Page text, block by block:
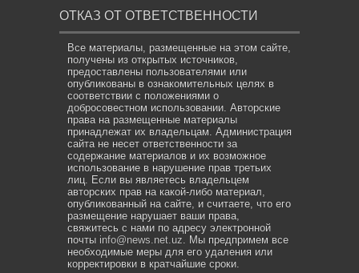
ОТКАЗ ОТ ОТВЕТСТВЕННОСТИ
Все материалы, размещенные на этом сайте,
получены из открытых источников,
предоставлены пользователями или
опубликованы в ознакомительных целях в
соответствии с положениями о
добросовестном использовании. Авторские
права на размещенные материалы
принадлежат их владельцам. Администрация
сайта не несет ответственности за
содержание материалов и их возможное
использование в нарушение прав третьих
лиц. Если вы являетесь владельцем
авторских прав на какой-либо материал,
опубликованный на сайте, и считаете, что его
размещение нарушает ваши права,
свяжитесь с нами по адресу электронной
почты info@news.net.uz. Мы предпримем все
необходимые меры для его удаления или
корректировки в кратчайшие сроки.